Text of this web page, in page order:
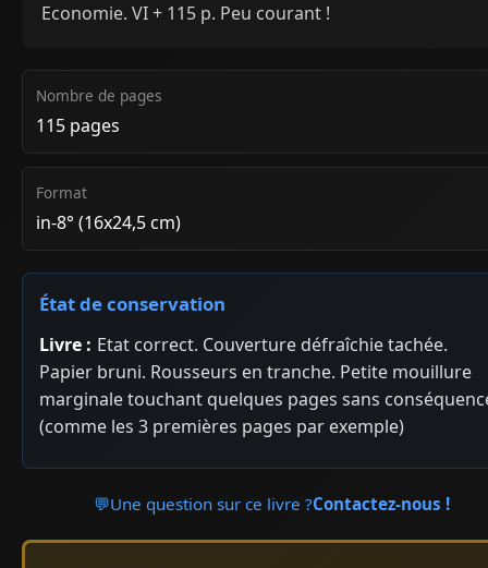
Economie. VI + 115 p. Peu courant !
Nombre de pages
115 pages
Format
in-8° (16x24,5 cm)
État de conservation
Livre : Etat correct. Couverture défraîchie tachée.
Papier bruni. Rousseurs en tranche. Petite mouillure
marginale touchant quelques pages sans
(comme les 3 premières pages par exemple)
💬Une question sur ce livre ?Contactez-nous !